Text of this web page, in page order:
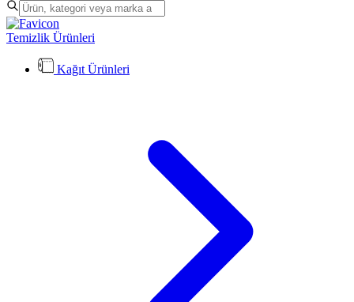
Temizlik Ürünleri
Kağıt Ürünleri